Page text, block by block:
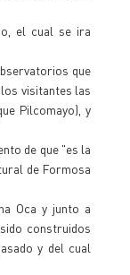
el cual se ira
que
visitantes las
Pilcomayo), y
de que "es la
de Formosa
Oca y junto a
construidos
y del cual